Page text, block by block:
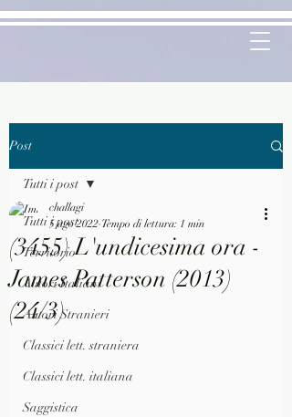
Post
Tutti i post
Territorio
Autori Italiani
Autori Stranieri
Classici lett. straniera
Classici lett. italiana
Saggistica
Tutti i post
(3455) L'undicesima ora -
James Patterson (2013)
(24/3)
challagi
5 ago 2022 Tempo di lettura: 1 min